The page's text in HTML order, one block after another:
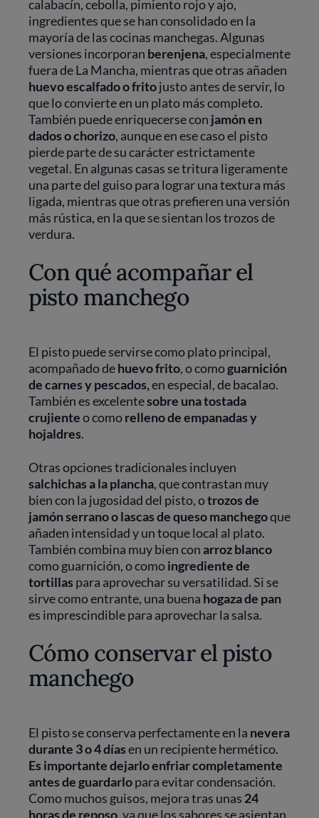
calabacín, cebolla, pimiento rojo y ajo,
ingredientes que se han consolidado en la
mayoría de las cocinas manchegas. Algunas
versiones incorporan berenjena, especialmente
fuera de La Mancha, mientras que otras añaden
huevo escalfado o fritojusto antes de servir, lo
que lo convierte en un plato más completo.
También puede enriquecerse con jamón en
dados o chorizo, aunque en ese caso el pisto
pierde parte de su carácter estrictamente
vegetal. En algunas casas se tritura ligeramente
una parte del guiso para lograr una textura más
ligada, mientras que otras prefieren una versión
más rústica, en la que se sientan los trozos de
verdura.
Con qué acompañar el
pisto manchego
El pisto puede servirse como plato principal,
acompañado dehuevo frito, o comoguarnición
de carnes y pescados,en especial, de bacalao.
También es excelentesobre una tostada
crujienteo comorelleno de empanadas y
hojaldres.
Otras opciones tradicionales incluyen
salchichas a la plancha, que contrastan muy
bien con la jugosidad del pisto, otrozos de
jamón serrano o lascas de queso manchegoque
añaden intensidad y un toque local al plato.
También combina muy bien conarroz blanco
como guarnición, o comoingrediente de
tortillas para aprovechar su versatilidad. Si se
sirve como entrante, una buena hogaza de pan
es imprescindible para aprovechar la salsa.
Cómo conservar el pisto
manchego
El pisto se conserva perfectamente en la nevera
durante 3 o 4 díasen un recipiente hermético.
Es importante dejarlo enfriar completamente
antes de guardarlopara evitar condensación.
Como muchos guisos, mejora tras unas 24
horas de reposo , ya que los sabores se asientan.